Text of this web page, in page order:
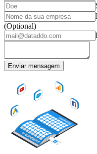
(Optional)
Enviar mensagem